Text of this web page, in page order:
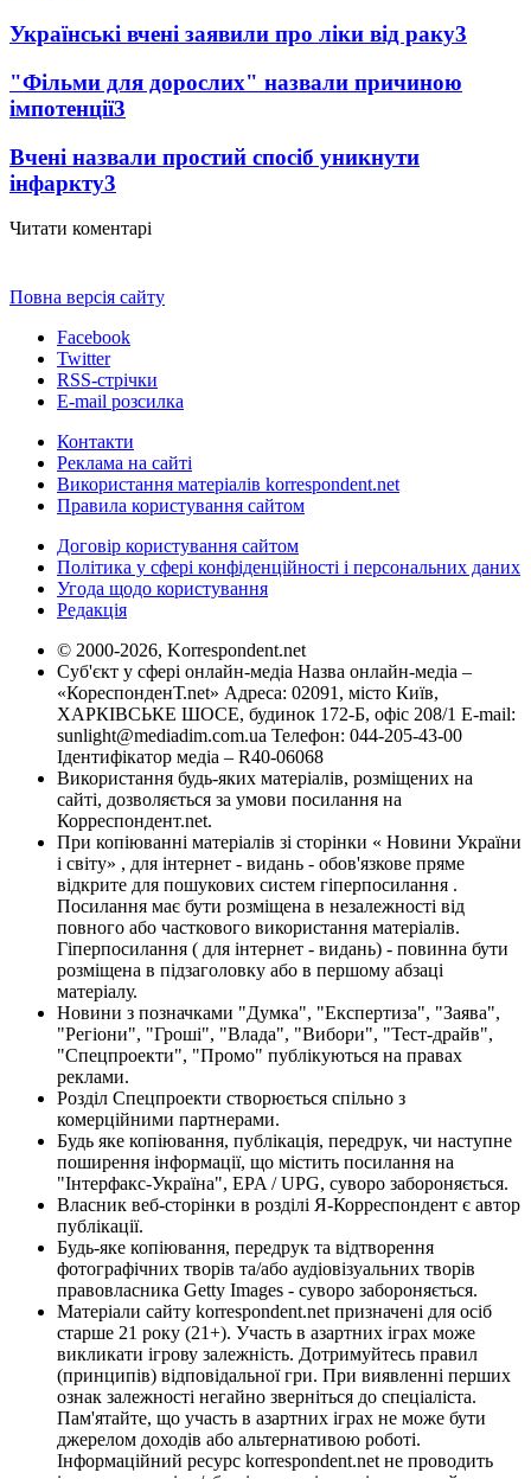
Українські вчені заявили про ліки від раку3
"Фільми для дорослих" назвали причиною
імпотенції3
Вчені назвали простий спосіб уникнути
інфаркту3
Читати коментарі
Повна версія сайту
Facebook
Twitter
RSS-стрічки
E-mail розсилка
Контакти
Реклама на сайті
Використання матеріалів korrespondent.net
Правила користування сайтом
Договір користування сайтом
Політика у сфері конфіденційності і персональних даних
Угода щодо користування
Редакція
© 2000-2026, Korrespondent.net
Суб'єкт у сфері онлайн-медіа Назва онлайн-медіа –
«КореспонденТ.net» Адреса: 02091, місто Київ,
ХАРКІВСЬКЕ ШОСЕ, будинок 172-Б, офіс 208/1 E-mail:
sunlight@mediadim.com.ua Телефон: 044-205-43-00
Ідентифікатор медіа – R40-06068
Використання будь-яких матеріалів, розміщених на
сайті, дозволяється за умови посилання на
Корреспондент.net.
При копіюванні матеріалів зі сторінки « Новини України
і світу» , для інтернет - видань - обов'язкове пряме
відкрите для пошукових систем гіперпосилання .
Посилання має бути розміщена в незалежності від
повного або часткового використання матеріалів.
Гіперпосилання ( для інтернет - видань) - повинна бути
розміщена в підзаголовку або в першому абзаці
матеріалу.
Новини з позначками "Думка", "Експертиза", "Заява",
"Регіони", "Гроші", "Влада", "Вибори", "Тест-драйв",
"Спецпроекти", "Промо" публікуються на правах
реклами.
Розділ Спецпроекти створюється спільно з
комерційними партнерами.
Будь яке копіювання, публікація, передрук, чи наступне
поширення інформації, що містить посилання на
"Інтерфакс-Україна", EPA / UPG, суворо забороняється.
Власник веб-сторінки в розділі Я-Корреспондент є автор
публікації.
Будь-яке копіювання, передрук та відтворення
фотографічних творів та/або аудіовізуальних творів
правовласника Getty Images - суворо забороняється.
Матеріали сайту korrespondent.net призначені для осіб
старше 21 року (21+). Участь в азартних іграх може
викликати ігрову залежність. Дотримуйтесь правил
(принципів) відповідальної гри. При виявленні перших
ознак залежності негайно зверніться до спеціаліста.
Пам'ятайте, що участь в азартних іграх не може бути
джерелом доходів або альтернативою роботі.
Інформаційний ресурс korrespondent.net не проводить